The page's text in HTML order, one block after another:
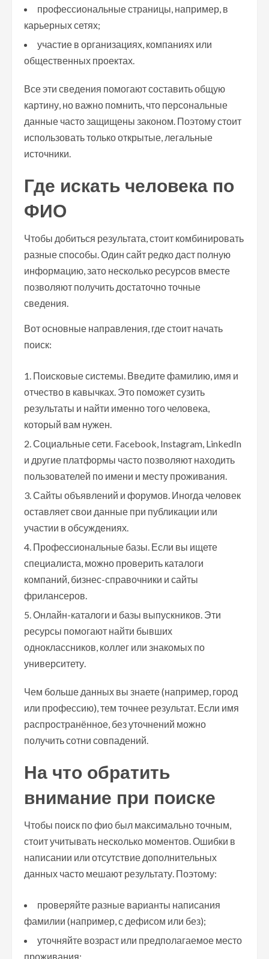
профессиональные страницы, например, в
карьерных сетях;
участие в организациях, компаниях или
общественных проектах.
Все эти сведения помогают составить общую
картину, но важно помнить, что персональные
данные часто защищены законом. Поэтому стоит
использовать только открытые, легальные
источники.
Где искать человека по
ФИО
Чтобы добиться результата, стоит комбинировать
разные способы. Один сайт редко даст полную
информацию, зато несколько ресурсов вместе
позволяют получить достаточно точные
сведения.
Вот основные направления, где стоит начать
поиск:
Поисковые системы. Введите фамилию, имя и
отчество в кавычках. Это поможет сузить
результаты и найти именно того человека,
который вам нужен.
Социальные сети. Facebook, Instagram, LinkedIn
и другие платформы часто позволяют находить
пользователей по имени и месту проживания.
Сайты объявлений и форумов. Иногда человек
оставляет свои данные при публикации или
участии в обсуждениях.
Профессиональные базы. Если вы ищете
специалиста, можно проверить каталоги
компаний, бизнес-справочники и сайты
фрилансеров.
Онлайн-каталоги и базы выпускников. Эти
ресурсы помогают найти бывших
одноклассников, коллег или знакомых по
университету.
Чем больше данных вы знаете (например, город
или профессию), тем точнее результат. Если имя
распространённое, без уточнений можно
получить сотни совпадений.
На что обратить
внимание при поиске
Чтобы поиск по фио был максимально точным,
стоит учитывать несколько моментов. Ошибки в
написании или отсутствие дополнительных
данных часто мешают результату. Поэтому:
проверяйте разные варианты написания
фамилии (например, с дефисом или без);
уточняйте возраст или предполагаемое место
проживания;